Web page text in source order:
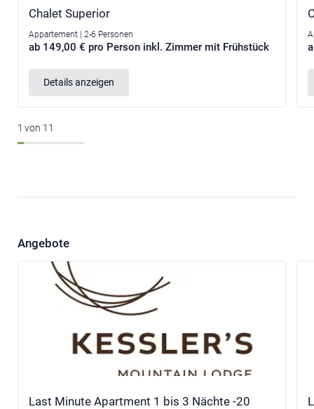
Chalet Superior
Appartement | 2-6 Personen
ab 149,00 € pro Person inkl. Zimmer mit Frühstück
Details anzeigen
1 von 11
Angebote
Last Minute Apartment 1 bis 3 Nächte -20